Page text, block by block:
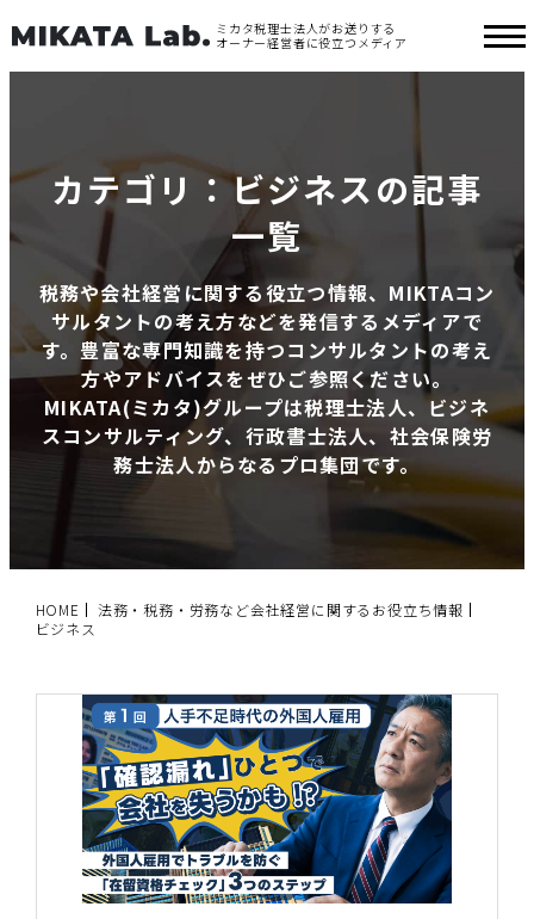
ミカタ税理士法人がお送りする
オーナー経営者に役立つメディア
カテゴリ：ビジネスの記事
一覧
税務や会社経営に関する役立つ情報、MIKTAコン
サルタントの考え方などを発信するメディアで
す。豊富な専門知識を持つコンサルタントの考え
方やアドバイスをぜひご参照ください。
MIKATA(ミカタ)グループは税理士法人、ビジネ
スコンサルティング、行政書士法人、社会保険労
務士法人からなるプロ集団です。
HOME
法務・税務・労務など会社経営に関するお役立ち情報
ビジネス